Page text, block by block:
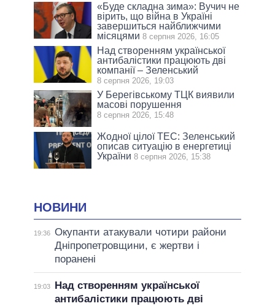
«Буде складна зима»: Вучич не
вірить, що війна в Україні
завершиться найближчими
місяцями 8 серпня 2026, 16:05
Над створенням української
антибалістики працюють дві
компанії – Зеленський
8 серпня 2026, 19:03
У Берегівському ТЦК виявили
масові порушення
8 серпня 2026, 15:48
Жодної цілої ТЕС: Зеленський
описав ситуацію в енергетиці
України 8 серпня 2026, 15:38
НОВИНИ
19:36 Окупанти атакували чотири райони
Дніпропетровщини, є жертви і
поранені
19:03
Над створенням української
антибалістики працюють дві